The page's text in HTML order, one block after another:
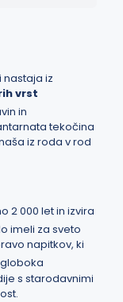
nastaja iz
vrst
in
tekočina
iz roda v rod
2 000 let in izvira
imeli za sveto
napitkov, ki
globoka
s starodavnimi